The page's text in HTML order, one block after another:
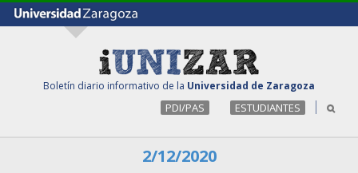
Boletín diario informativo de la Universidad de Zaragoza
PDI/PAS ESTUDIANTES
2/12/2020